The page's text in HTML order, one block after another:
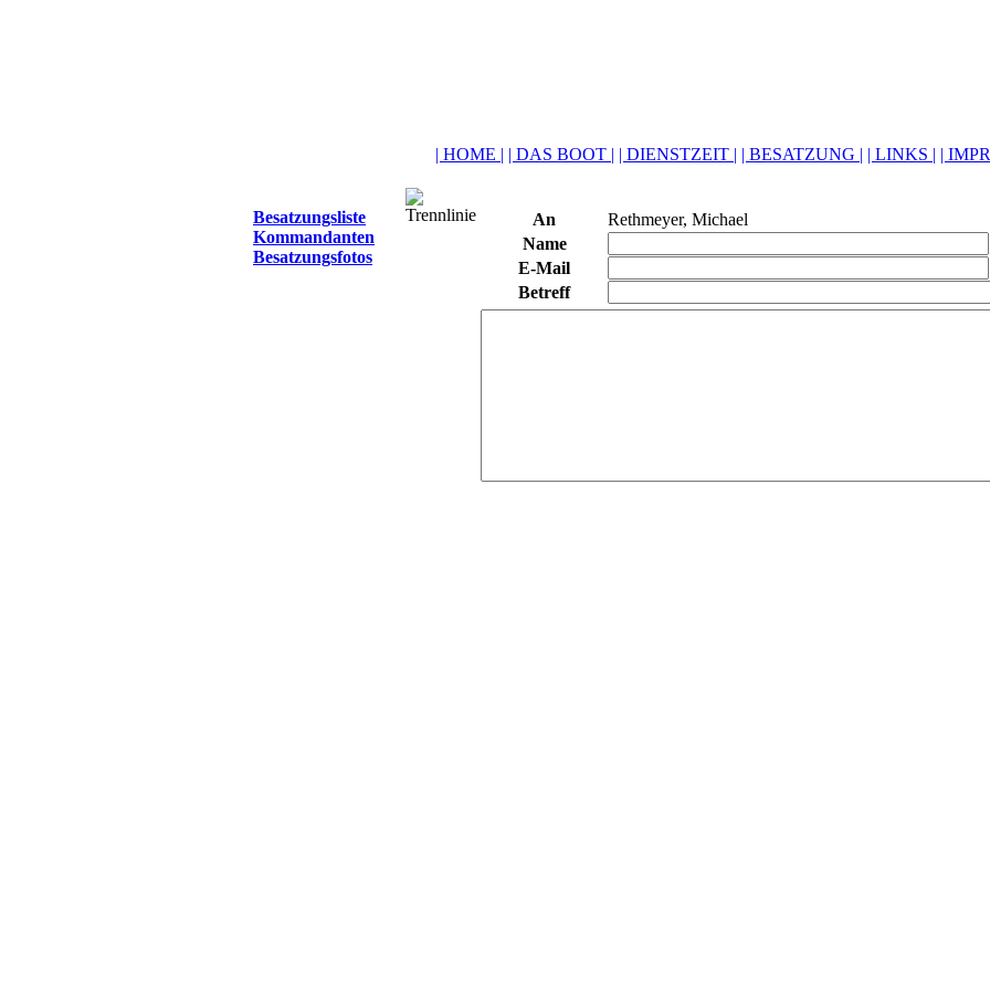
| HOME | | DAS BOOT | | DIENSTZEIT | | BESATZUNG | | LINKS | |
Besatzungsliste
Kommandanten
Besatzungsfotos
An
Rethmeyer, Michael
Name
E-Mail
Betreff